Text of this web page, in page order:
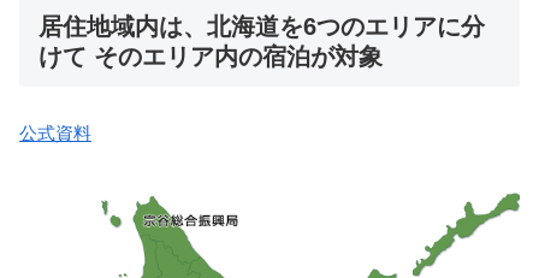
居住地域内は、北海道を6つのエリアに分
けて そのエリア内の宿泊が対象
公式資料